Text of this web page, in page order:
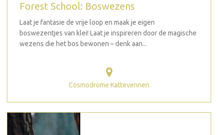
Forest School: Boswezens
Laat je fantasie de vrije loop en maak je eigen
boswezentjes van klei! Laat je inspireren door de magische
wezens die het bos bewonen – denk aan...
Cosmodrome Kattevennen